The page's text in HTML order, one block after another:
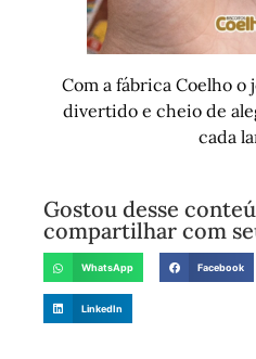
Com a fábrica Coelho o
divertido e cheio de
cada
Gostou desse
compartilhar com
WhatsApp Facebook
LinkedIn